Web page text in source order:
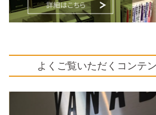
よくご覧いただくコンテ